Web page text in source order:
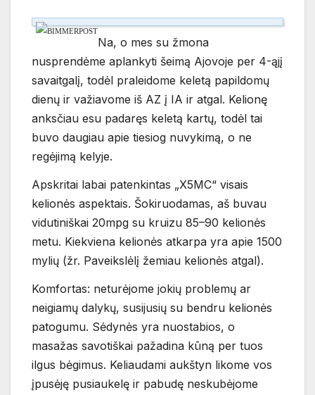
Na, o mes su žmona
nusprendėme aplankyti šeimą Ajovoje per 4-ąjį
savaitgalį, todėl praleidome keletą papildomų
dienų ir važiavome iš AZ į IA ir atgal. Kelionę
anksčiau esu padaręs keletą kartų, todėl tai
buvo daugiau apie tiesiog nuvykimą, o ne
regėjimą kelyje.
Apskritai labai patenkintas „X5MC“ visais
kelionės aspektais. Šokiruodamas, aš buvau
vidutiniškai 20mpg su kruizu 85–90 kelionės
metu. Kiekviena kelionės atkarpa yra apie 1500
mylių (žr. Paveikslėlį žemiau kelionės atgal).
Komfortas: neturėjome jokių problemų ar
neigiamų dalykų, susijusių su bendru kelionės
patogumu. Sėdynės yra nuostabios, o
masažas savotiškai pažadina kūną per tuos
ilgus bėgimus. Keliaudami aukštyn likome vos
įpusėję pusiaukelę ir pabudę neskubėjome